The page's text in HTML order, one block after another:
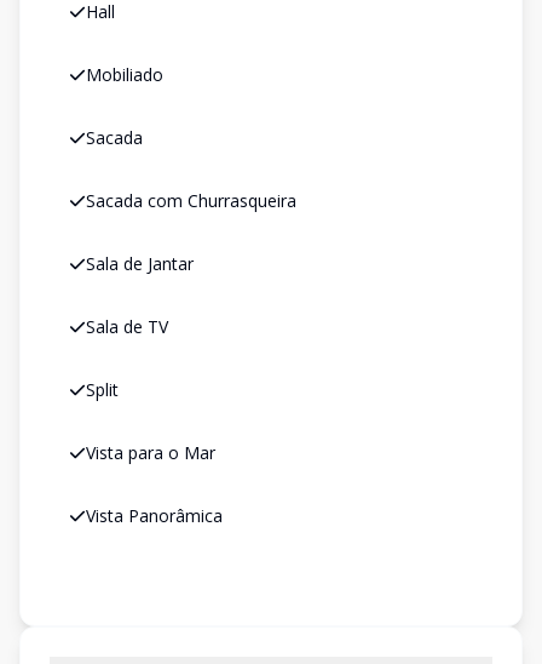
Hall
Mobiliado
Sacada
Sacada com Churrasqueira
Sala de Jantar
Sala de TV
Split
Vista para o Mar
Vista Panorâmica